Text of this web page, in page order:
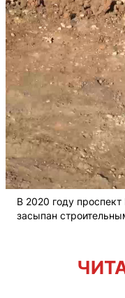
В 2020 году
засыпан